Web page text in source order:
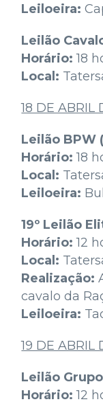
Leiloeira:
Leilão
Horário: 18
Local:
18 DE ABRIL
Leilão BPW
Horário: 18
Local:
Leiloeira:
19º Leilão
Horário: 12
Local:
Realização:
cavalo da
Leiloeira:
19 DE ABRIL
Leilão
Horário: 12